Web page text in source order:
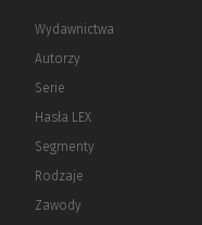
Wydawnictwa
Autorzy
Serie
Hasła LEX
Segmenty
Rodzaje
Zawody